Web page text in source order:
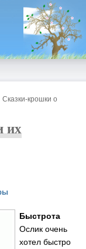
Сказки-крошки о
их
Быстрота
Ослик очень
хотел быстро